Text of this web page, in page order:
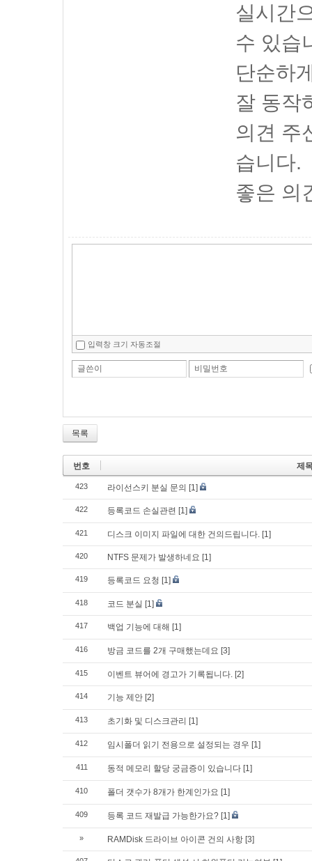
실시간
수 있습
단순하
잘 동작
의견 주
습니다.
좋은 의
입력창 크기 자동조절
글쓴이 비밀번호
목록
번호 제
423 라이선스키 분실 문의 [1]
422 등록코드 손실관련 [1]
421 디스크 이미지 파일에 대한 건의드립니다. [1]
420 NTFS 문제가 발생하네요 [1]
419 등록코드 요청 [1]
418 코드 분실 [1]
417 백업 기능에 대해 [1]
416 방금 코드를 2개 구매했는데요 [3]
415 이벤트 뷰어에 경고가 기록됩니다. [2]
414 기능 제안 [2]
413 초기화 및 디스크관리 [1]
412 임시폴더 읽기 전용으로 설정되는 경우 [1]
411 동적 메모리 할당 궁금증이 있습니다 [1]
410 폴더 갯수가 8개가 한계인가요 [1]
409 등록 코드 재발급 가능한가요? [1]
» RAMDisk 드라이브 아이콘 건의 사항 [3]